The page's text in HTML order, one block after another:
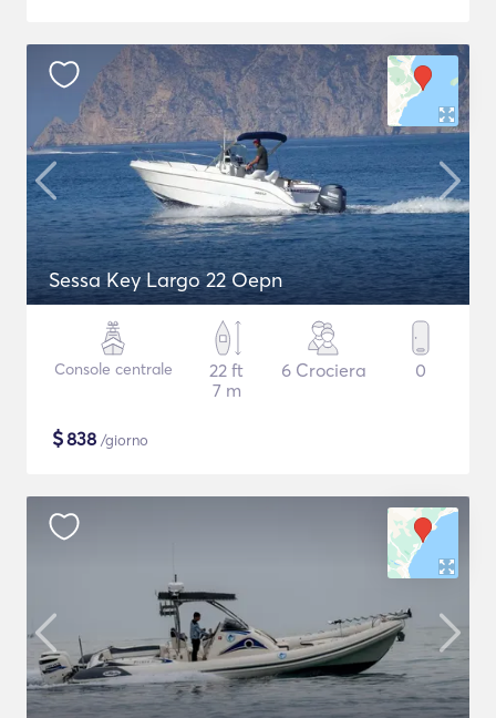
Sessa Key Largo 22 Oepn
Console centrale
22 ft
7 m
6 Crociera 0
$838 /giorno